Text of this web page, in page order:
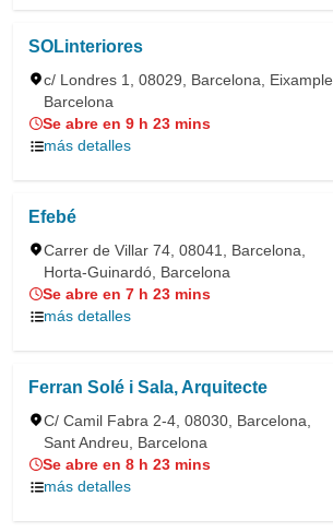
SOLinteriores
c/ Londres 1, 08029, Barcelona, Eixample,
Barcelona
Se abre en 9 h 23 mins
más detalles
Efebé
Carrer de Villar 74, 08041, Barcelona,
Horta-Guinardó, Barcelona
Se abre en 7 h 23 mins
más detalles
Ferran Solé i Sala, Arquitecte
C/ Camil Fabra 2-4, 08030, Barcelona,
Sant Andreu, Barcelona
Se abre en 8 h 23 mins
más detalles